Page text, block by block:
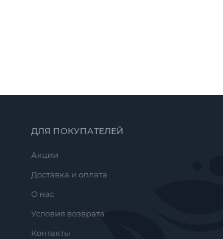
ДЛЯ ПОКУПАТЕЛЕЙ
Акции
Доставка и оплата
О нас
Условия возврата
Контакты